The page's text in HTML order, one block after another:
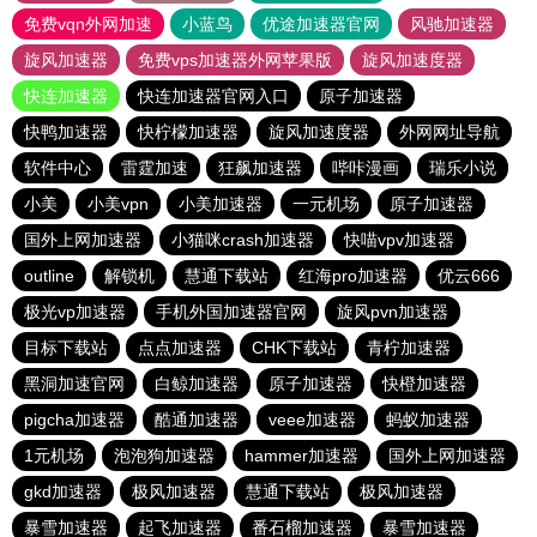
免费vqn外网加速
小蓝鸟 优途加速器官网
风驰加速器
旋风加速器
免费vps加速器外网苹果版
旋风加速度器
快连加速器
快连加速器官网入口
原子加速器
快鸭加速器
快柠檬加速器 旋风加速度器
外网网址导航
软件中心
雷霆加速 狂飙加速器 哔咔漫画
瑞乐小说
小美
小美vpn 小美加速器 一元机场
原子加速器
国外上网加速器
小猫咪crash加速器
快喵vpv加速器
outline
解锁机 慧通下载站 红海pro加速器
优云666
极光vp加速器
手机外国加速器官网
旋风pvn加速器
目标下载站
点点加速器 CHK下载站
青柠加速器
黑洞加速官网
白鲸加速器 原子加速器
快橙加速器
pigcha加速器
酷通加速器 veee加速器
蚂蚁加速器
1元机场
泡泡狗加速器 hammer加速器
国外上网加速器
gkd加速器
极风加速器 慧通下载站
极风加速器
暴雪加速器
起飞加速器 番石榴加速器 暴雪加速器